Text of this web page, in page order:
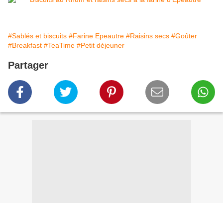
#Sablés et biscuits #Farine Epeautre #Raisins secs #Goûter
#Breakfast #TeaTime #Petit déjeuner
Partager